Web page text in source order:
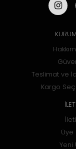
Teslimat ve
Kargo
Üye
Yeni